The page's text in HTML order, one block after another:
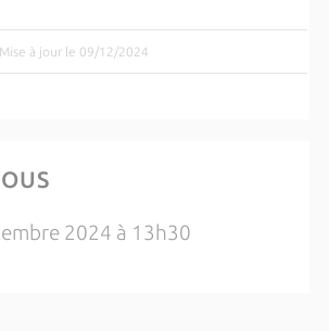
Mise à jour le 09/12/2024
2024 à 13h30